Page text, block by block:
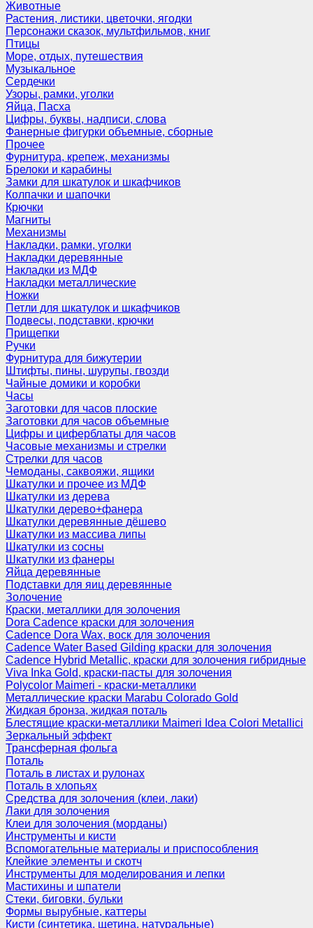
Животные
Растения, листики, цветочки, ягодки
Персонажи сказок, мультфильмов, книг
Птицы
Море, отдых, путешествия
Музыкальное
Сердечки
Узоры, рамки, уголки
Яйца, Пасха
Цифры, буквы, надписи, слова
Фанерные фигурки объемные, сборные
Прочее
Фурнитура, крепеж, механизмы
Брелоки и карабины
Замки для шкатулок и шкафчиков
Колпачки и шапочки
Крючки
Магниты
Механизмы
Накладки, рамки, уголки
Накладки деревянные
Накладки из МДФ
Накладки металлические
Ножки
Петли для шкатулок и шкафчиков
Подвесы, подставки, крючки
Прищепки
Ручки
Фурнитура для бижутерии
Штифты, пины, шурупы, гвозди
Чайные домики и коробки
Часы
Заготовки для часов плоские
Заготовки для часов объемные
Цифры и циферблаты для часов
Часовые механизмы и стрелки
Стрелки для часов
Чемоданы, саквояжи, ящики
Шкатулки и прочее из МДФ
Шкатулки из дерева
Шкатулки дерево+фанера
Шкатулки деревянные дёшево
Шкатулки из массива липы
Шкатулки из сосны
Шкатулки из фанеры
Яйца деревянные
Подставки для яиц деревянные
Золочение
Краски, металлики для золочения
Dora Cadence краски для золочения
Cadence Dora Wax, воск для золочения
Cadence Water Based Gilding краски для золочения
Cadence Hybrid Metallic, краски для золочения гибридные
Viva Inka Gold, краски-пасты для золочения
Polycolor Maimeri - краски-металлики
Металлические краски Marabu Colorado Gold
Жидкая бронза, жидкая поталь
Блестящие краски-металлики Maimeri Idea Colori Metallici
Зеркальный эффект
Трансферная фольга
Поталь
Поталь в листах и рулонах
Поталь в хлопьях
Средства для золочения (клеи, лаки)
Лаки для золочения
Клеи для золочения (морданы)
Инструменты и кисти
Вспомогательные материалы и приспособления
Клейкие элементы и скотч
Инструменты для моделирования и лепки
Мастихины и шпатели
Стеки, биговки, бульки
Формы вырубные, каттеры
Кисти (синтетика, щетина, натуральные)